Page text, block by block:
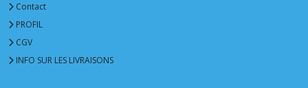
Contact
PROFIL
CGV
INFO SUR LES LIVRAISONS